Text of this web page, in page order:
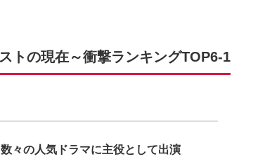
トの現在～衝撃ランキングTOP6-1
々の人気ドラマに主役として出演